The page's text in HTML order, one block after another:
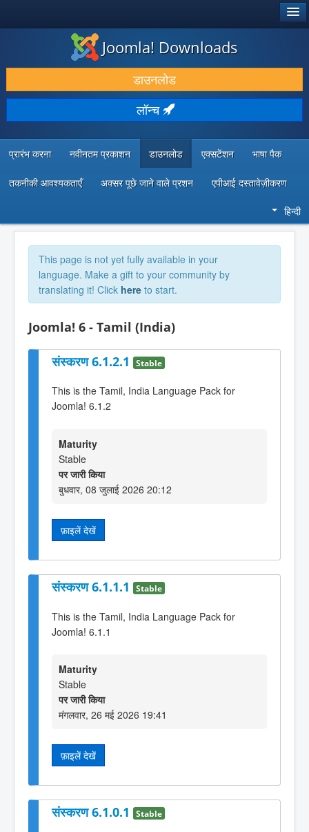
डाउनलोड करें और बढ़ाएं
खोजें और जानें
सामुदायिक समर्थन
डेवलपर संसाधन
Joomla! Downloads
डाउनलोड
लॉन्च
प्रारंभ करना नवीनतम प्रकाशन डाउनलोड एक्सटेंशन भाषा पैक
तकनीकी आवश्यकताएँ अक्सर पूछे जाने वाले प्रशन एपीआई दस्तावेज़ीकरण
हिन्दी
This page is not yet fully available in your
language. Make a gift to your community by
translating it! Click here to start.
Joomla! 6 - Tamil (India)
संस्करण 6.1.2.1 Stable
This is the Tamil, India Language Pack for
Joomla! 6.1.2
Maturity
Stable
पर जारी किया
बुधवार, 08 जुलाई 2026 20:12
फ़ाइलें देखें
संस्करण 6.1.1.1 Stable
This is the Tamil, India Language Pack for
Joomla! 6.1.1
Maturity
Stable
पर जारी किया
मंगलवार, 26 मई 2026 19:41
फ़ाइलें देखें
संस्करण 6.1.0.1 Stable